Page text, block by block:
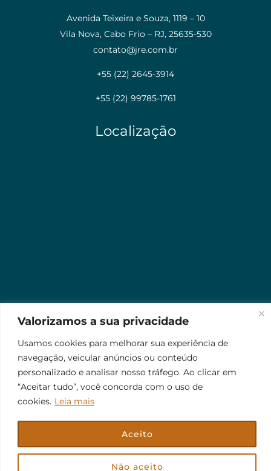
personalizado e analisar nosso tráfego. Ao clicar em
“Aceitar tudo”, você concorda com o uso de
Aceito
Avenida Teixeira e Souza, 1119 – 10
Vila Nova, Cabo Frio – RJ, 25635-530
contato@jre.com.br
+55 (22) 2645-3914
+55 (22) 99785-1761
Localização
© 2026 Jr Plus Automação Comercial e Residencial
CriaçãoCesarWeb
Fale Conosco